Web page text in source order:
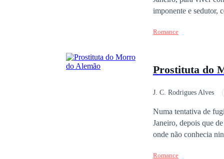
imponente e sedutor,
está grávida, ela
que encontrar seu
Romance
Prostituta do
J. C. Rodrigues Alves
Numa tentativa de
Janeiro, depois que
onde não conhecia
Romance